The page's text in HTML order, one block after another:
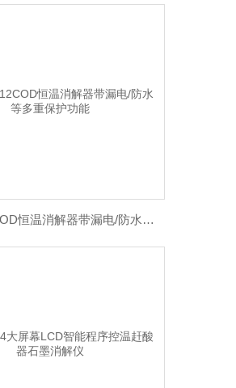
JTC0D-12COD恒温消解器带漏电/防水等多重保护功能